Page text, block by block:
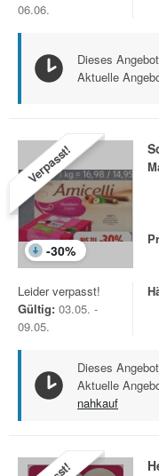
06.06.
Dieses
Aktuelle
Verpasst!
-30%
Leider verpasst!
Gültig: 03.05. -
09.05.
Dieses
Aktuelle
nahkauf